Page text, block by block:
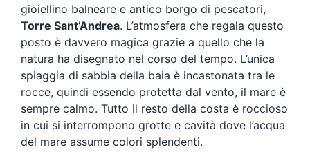
gioiellino balneare e antico borgo di pescatori,
Torre Sant’Andrea. L’atmosfera che regala questo
posto è davvero magica grazie a quello che la
natura ha disegnato nel corso del tempo. L’unica
spiaggia di sabbia della baia è incastonata tra le
rocce, quindi essendo protetta dal vento, il mare è
sempre calmo. Tutto il resto della costa è roccioso
in cui si interrompono grotte e cavità dove l’acqua
del mare assume colori splendenti.